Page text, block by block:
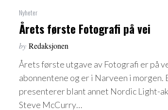
Nyheter
Årets første Fotografi på vei
by Redaksjonen
Årets første utgave av Fotografi er på
abonnentene og er i Narveen i morgen.
presenterer blant annet Nordic Light-
Steve McCurry…